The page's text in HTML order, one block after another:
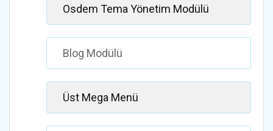
Osdem Tema Yönetim Modülü
Blog Modülü
Üst Mega Menü